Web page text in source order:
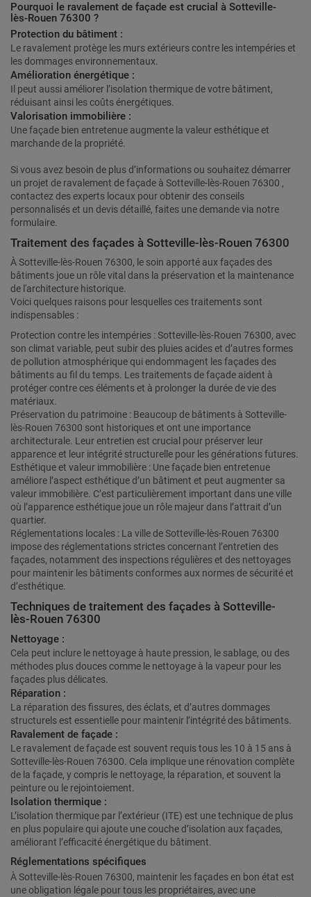
Pourquoi le ravalement de façade est crucial à Sotteville-
lès-Rouen 76300 ?
Protection du bâtiment :
Le ravalement protège les murs extérieurs contre les intempéries et
les dommages environnementaux.
Amélioration énergétique :
Il peut aussi améliorer l’isolation thermique de votre bâtiment,
réduisant ainsi les coûts énergétiques.
Valorisation immobilière :
Une façade bien entretenue augmente la valeur esthétique et
marchande de la propriété.
Si vous avez besoin de plus d’informations ou souhaitez démarrer
un projet de ravalement de façade à Sotteville-lès-Rouen 76300 ,
contactez des experts locaux pour obtenir des conseils
personnalisés et un devis détaillé, faites une demande via notre
formulaire.
Traitement des façades à Sotteville-lès-Rouen 76300
À Sotteville-lès-Rouen 76300, le soin apporté aux façades des
bâtiments joue un rôle vital dans la préservation et la maintenance
de l'architecture historique.
Voici quelques raisons pour lesquelles ces traitements sont
indispensables :
Protection contre les intempéries : Sotteville-lès-Rouen 76300, avec
son climat variable, peut subir des pluies acides et d’autres formes
de pollution atmosphérique qui endommagent les façades des
bâtiments au fil du temps. Les traitements de façade aident à
protéger contre ces éléments et à prolonger la durée de vie des
matériaux.
Préservation du patrimoine : Beaucoup de bâtiments à Sotteville-
lès-Rouen 76300 sont historiques et ont une importance
architecturale. Leur entretien est crucial pour préserver leur
apparence et leur intégrité structurelle pour les générations futures.
Esthétique et valeur immobilière : Une façade bien entretenue
améliore l’aspect esthétique d’un bâtiment et peut augmenter sa
valeur immobilière. C’est particulièrement important dans une ville
où l’apparence esthétique joue un rôle majeur dans l’attrait d’un
quartier.
Réglementations locales : La ville de Sotteville-lès-Rouen 76300
impose des réglementations strictes concernant l’entretien des
façades, notamment des inspections régulières et des nettoyages
pour maintenir les bâtiments conformes aux normes de sécurité et
d’esthétique.
Techniques de traitement des façades à Sotteville-
lès-Rouen 76300
Nettoyage :
Cela peut inclure le nettoyage à haute pression, le sablage, ou des
méthodes plus douces comme le nettoyage à la vapeur pour les
façades plus délicates.
Réparation :
La réparation des fissures, des éclats, et d’autres dommages
structurels est essentielle pour maintenir l’intégrité des bâtiments.
Ravalement de façade :
Le ravalement de façade est souvent requis tous les 10 à 15 ans à
Sotteville-lès-Rouen 76300. Cela implique une rénovation complète
de la façade, y compris le nettoyage, la réparation, et souvent la
peinture ou le rejointoiement.
Isolation thermique :
L’isolation thermique par l’extérieur (ITE) est une technique de plus
en plus populaire qui ajoute une couche d’isolation aux façades,
améliorant l’efficacité énergétique du bâtiment.
Réglementations spécifiques
À Sotteville-lès-Rouen 76300, maintenir les façades en bon état est
une obligation légale pour tous les propriétaires, avec une